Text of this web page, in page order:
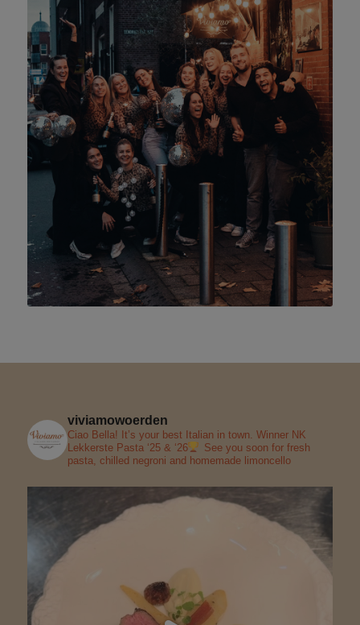
viviamowoerden
Ciao Bella! It’s your best Italian in town. Winner NK
Lekkerste Pasta ‘25 & ‘26
See you soon for fresh
pasta, chilled negroni and homemade limoncello